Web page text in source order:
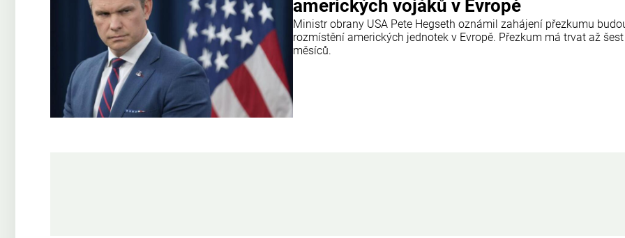
amerických vojáků v Evropě
Ministr obrany USA Pete Hegseth oznámil zahájení přezkumu
rozmístění amerických jednotek v Evropě. Přezkum má trvat až šest
měsíců.